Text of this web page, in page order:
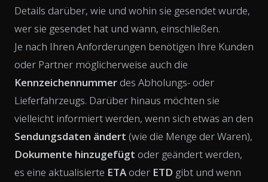
Details darüber, wie und wohin sie gesendet wurde,
wer sie gesendet hat und wann, einschließen.
Je nach Ihren Anforderungen benötigen Ihre Kunden
oder Partner möglicherweise auch die
Kennzeichennummer des Abholungs- oder
Lieferfahrzeugs. Darüber hinaus möchten sie
vielleicht informiert werden, wenn sich etwas an den
Sendungsdaten ändert (wie die Menge der Waren),
Dokumente hinzugefügt oder geändert werden,
es eine aktualisierte ETA oder ETD gibt und wenn